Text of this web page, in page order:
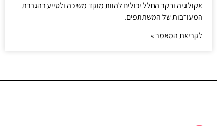
אקולוגיה וחקר החלל יכולים להוות מוקד משיכה ולסייע בהגברת
המעורבות של המשתתפים.
לקריאת המאמר »